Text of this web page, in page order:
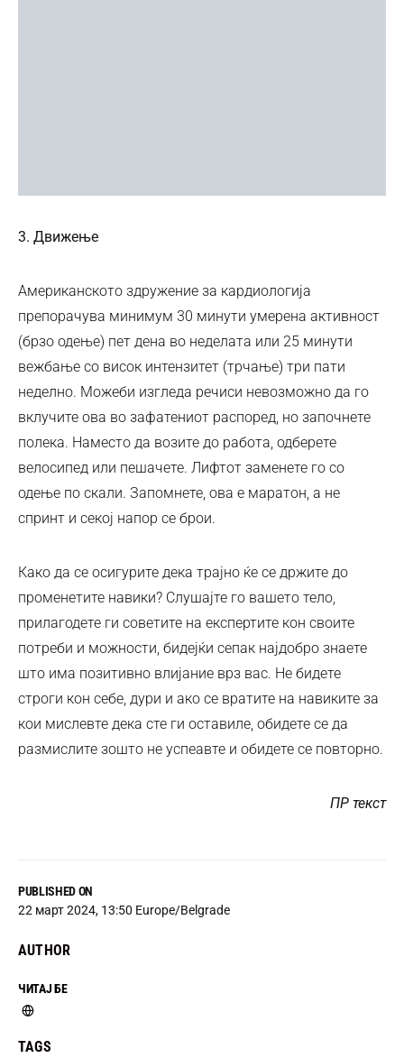
PUBLISHED ON
22 март 2024, 13:50 Europe/Belgrade
AUTHOR
ЧИТАЈ БЕ
TAGS
3. Движење
Американското здружение за кардиологија
препорачува минимум 30 минути умерена активност
(брзо одење) пет дена во неделата или 25 минути
вежбање со висок интензитет (трчање) три пати
неделно. Можеби изгледа речиси невозможно да го
вклучите ова во зафатениот распоред, но започнете
полека. Наместо да возите до работа, одберете
велосипед или пешачете. Лифтот заменете го со
одење по скали. Запомнете, ова е маратон, а не
спринт и секој напор се брои.
Како да се осигурите дека трајно ќе се држите до
променетите навики? Слушајте го вашето тело,
прилагодете ги советите на експертите кон своите
потреби и можности, бидејќи сепак најдобро знаете
што има позитивно влијание врз вас. Не бидете
строги кон себе, дури и ако се вратите на навиките за
кои мислевте дека сте ги оставиле, обидете се да
размислите зошто не успеавте и обидете се повторно.
ПР текст